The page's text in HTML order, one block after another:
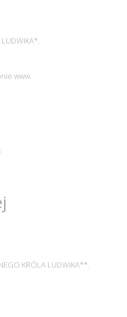
www.
KRÓLA LUDWIKA**.